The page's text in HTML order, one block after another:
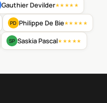
Gauthier Devilder★★★★★
PD Philippe De Bie★★★★★
SP Saskia Pascal★★★★★